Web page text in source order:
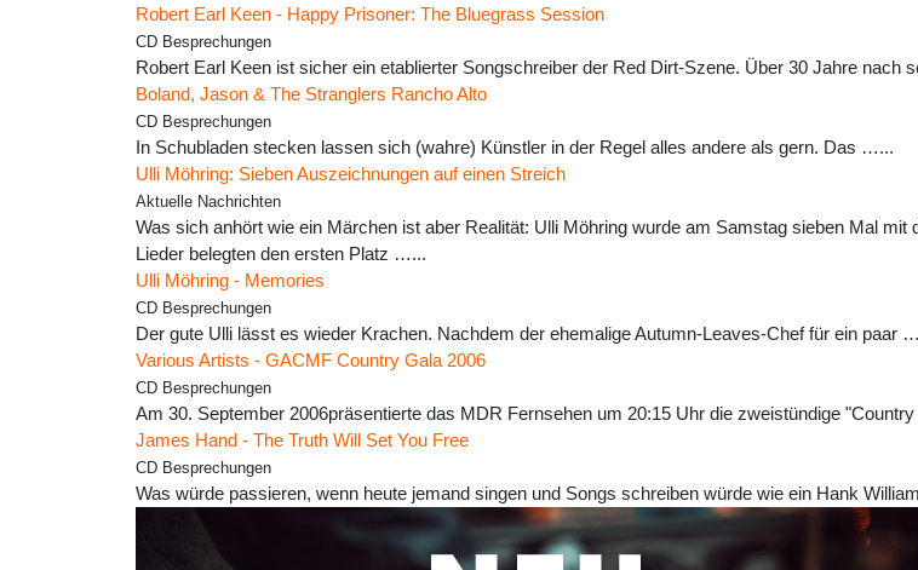
Robert Earl Keen - Happy Prisoner: The Bluegrass Session
CD Besprechungen
Robert Earl Keen ist sicher ein etablierter Songschreiber der Red Dirt-Szene. Über 30 Jahre
Boland, Jason & The Stranglers Rancho Alto
CD Besprechungen
In Schubladen stecken lassen sich (wahre) Künstler in der Regel alles andere als gern. Das …...
Ulli Möhring: Sieben Auszeichnungen auf einen Streich
Aktuelle Nachrichten
Was sich anhört wie ein Märchen ist aber Realität: Ulli Möhring wurde am Samstag sieben Mal
Lieder belegten den ersten Platz …...
Ulli Möhring - Memories
CD Besprechungen
Der gute Ulli lässt es wieder Krachen. Nachdem der ehemalige Autumn-Leaves-Chef für ein paar
Various Artists - GACMF Country Gala 2006
CD Besprechungen
Am 30. September 2006präsentierte das MDR Fernsehen um 20:15 Uhr die zweistündige
James Hand - The Truth Will Set You Free
CD Besprechungen
Was würde passieren, wenn heute jemand singen und Songs schreiben würde wie ein Hank